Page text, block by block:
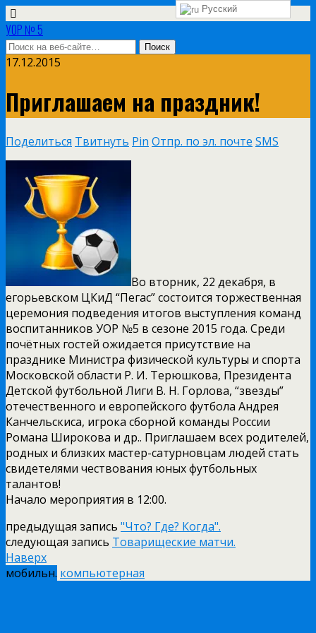
УОР № 5
17.12.2015
Приглашаем на праздник!
Поделиться Твитнуть Pin Отпр. по эл. почте SMS
Во вторник, 22 декабря, в
егорьевском ЦКиД “Пегас” состоится торжественная
церемония подведения итогов выступления команд
воспитанников УОР №5 в сезоне 2015 года. Среди
почётных гостей ожидается присутствие на
празднике Министра физической культуры и спорта
Московской области Р. И. Терюшкова, Президента
Детской футбольной Лиги В. Н. Горлова, “звезды”
отечественного и европейского футбола Андрея
Канчельскиса, игрока сборной команды России
Романа Широкова и др.. Приглашаем всех родителей,
родных и близких мастер-сатурновцам людей стать
свидетелями чествования юных футбольных
талантов!
Начало мероприятия в 12:00.
предыдущая запись "Что? Где? Когда".
следующая запись Товарищеские матчи.
Русский
Наверх
мобильн. компьютерная